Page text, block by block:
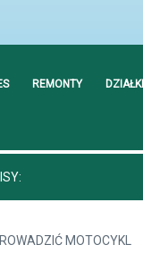
REMONTY DZIAŁKI
MOTOCYKL